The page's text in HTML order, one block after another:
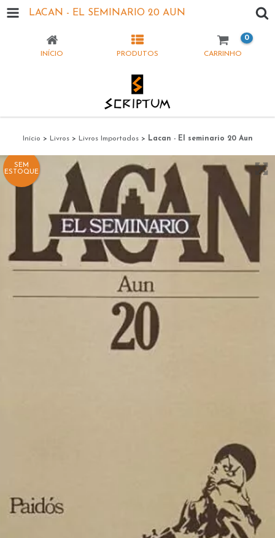
LACAN - EL SEMINARIO 20 AUN
INÍCIO PRODUTOS CARRINHO
0
Início > Livros > Livros Importados > Lacan - El seminario 20 Aun
SEM
ESTOQUE